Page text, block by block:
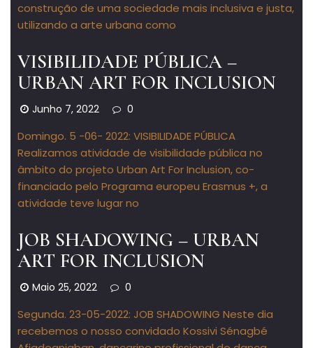
construção de uma sociedade mais inclusiva e justa,
utilizando a arte urbana como
VISIBILIDADE PÚBLICA –
URBAN ART FOR INCLUSION
Junho 7, 2022 0
Domingo. 5 -06- 2022: VISIBILIDADE PÚBLICA
Realizamos atividade de visibilidade pública no
âmbito do projeto Urban Art For Inclusion, co-
financiado pelo Programa europeu Erasmus +, a
atividade teve lugar no
JOB SHADOWING – URBAN
ART FOR INCLUSION
Maio 25, 2022 0
Segunda. 23-05-2022: JOB SHADOWING Neste dia
recebemos o nosso convidado Kossivi Sénagbé